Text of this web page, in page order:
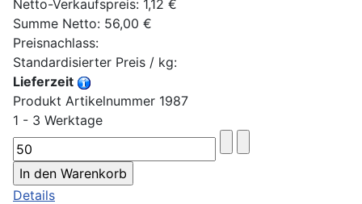
Netto-Verkaufspreis: 1,12 €
Summe Netto: 56,00 €
Preisnachlass:
Standardisierter Preis / kg:
Lieferzeit
Produkt Artikelnummer 1987
1 - 3 Werktage
Details